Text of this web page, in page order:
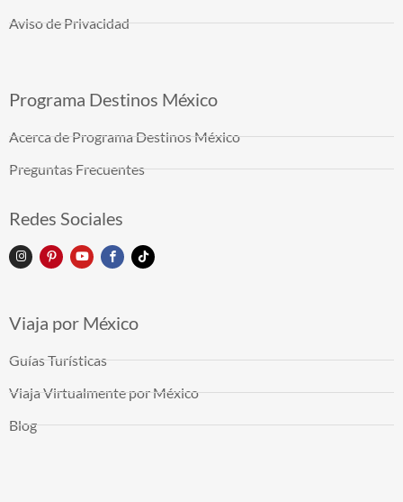
Aviso de Privacidad
Programa Destinos México
Acerca de Programa Destinos México
Preguntas Frecuentes
Redes Sociales
Viaja por México
Guías Turísticas
Viaja Virtualmente por México
Blog